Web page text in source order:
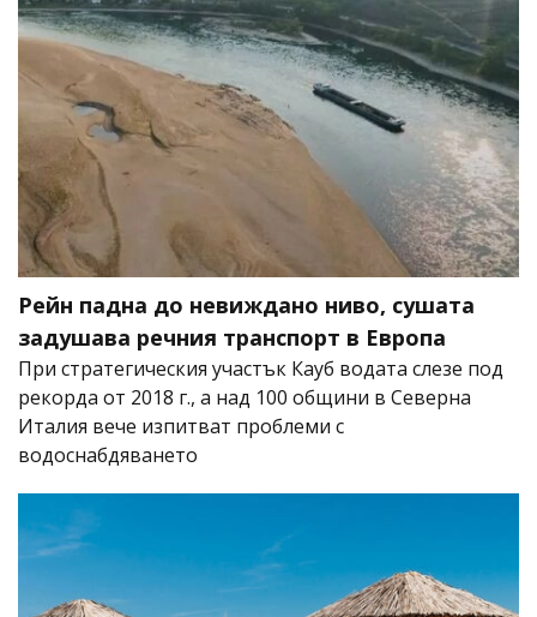
Рейн падна до невиждано ниво, сушата
задушава речния транспорт в Европа
При стратегическия участък Кауб водата слезе под
рекорда от 2018 г., а над 100 общини в Северна
Италия вече изпитват проблеми с
водоснабдяването